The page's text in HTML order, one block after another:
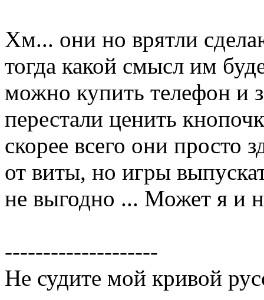
Хм... они но врятли
тогда какой смысл им
можно купить телефон и
перестали ценить
скорее всего они
от виты, но игры
не выгодно ... Может я и
--------------------
Не судите мой кривой